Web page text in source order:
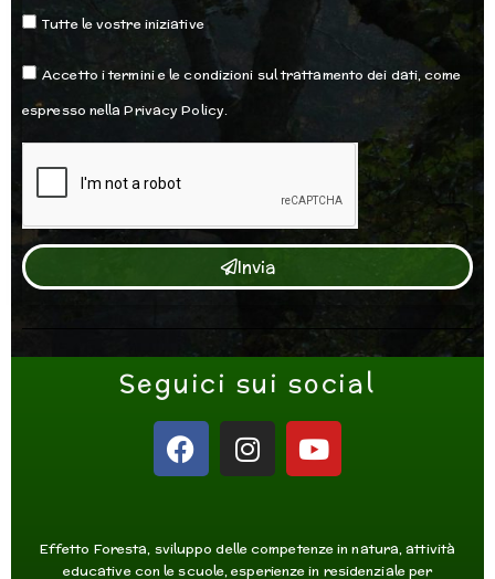
Tutte le vostre iniziative
Accettazione
Accetto i termini e le condizioni sul trattamento dei dati, come
espresso nella Privacy Policy.
Invia
Seguici sui social
F
a
b
o
I
n
a
g
Y
o
u
b
Effetto Foresta, sviluppo delle competenze in natura, attività
educative con le scuole, esperienze in residenziale per